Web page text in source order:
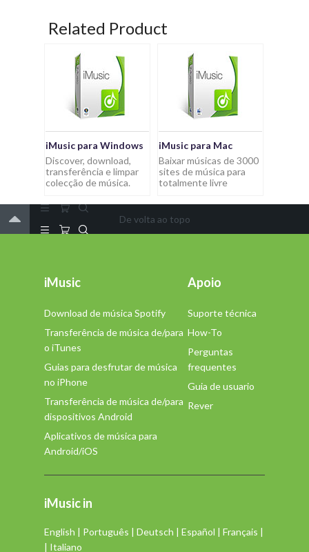
Related Product
iMusic para Windows
Discover, download,
transferência e limpar
colecção de música.
iMusic para Mac
Baixar músicas de 3000
sites de música para
totalmente livre
De volta ao topo
iMusic
Download de música Spotify
Transferência de música de/para
o iTunes
Guias para desfrutar de música
no iPhone
Transferência de música de/para
dispositivos Android
Aplicativos de música para
Android/iOS
Apoio
Suporte técnica
How-To
Perguntas
frequentes
Guia de usuario
Rever
iMusic in
English | Português | Deutsch | Español | Français |
| Italiano